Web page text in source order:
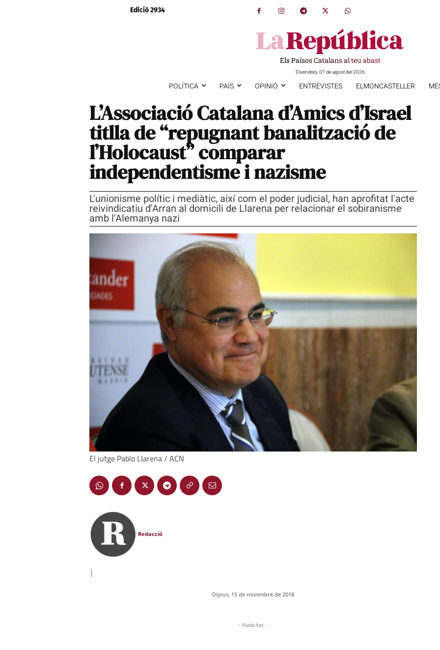
Edició 2934
Els Països Catalans al teu abast
Divendres, 07 de agost del 2026
POLÍTICA PAÍS OPINIÓ ENTREVISTES ELMONCASTELLER
L’Associació Catalana d’Amics d’Israel
titlla de “repugnant banalització de
l’Holocaust” comparar
independentisme i nazisme
L'unionisme polític i mediàtic, així com el poder judicial, han aprofitat l'acte
reivindicatiu d'Arran al domicili de Llarena per relacionar el sobiranisme
amb l'Alemanya nazi
El jutge Pablo Llarena / ACN
Redacció
|
Dijous, 15 de novembre de 2018
- Publicitat -